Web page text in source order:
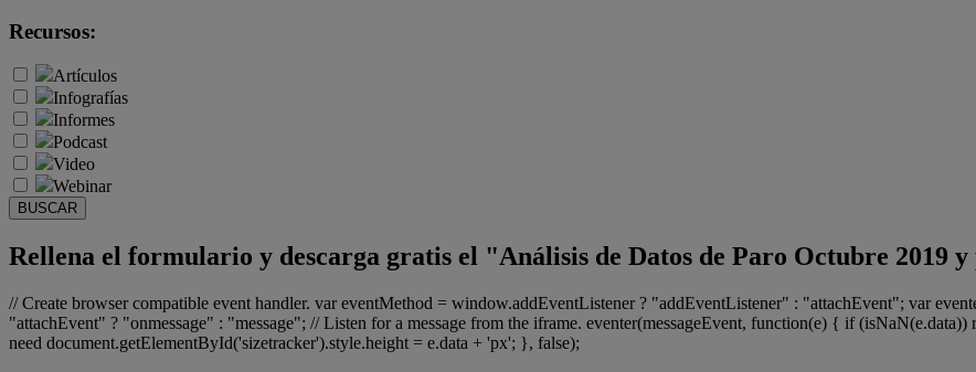
Recursos:
Artículos
Infografías
Informes
Podcast
Video
Webinar
BUSCAR
Rellena el formulario y descarga gratis el "Análisis de Datos de Paro Octubre 2019
// Create browser compatible event handler. var eventMethod = window.addEventListener ? "addEventListener" : "attachEvent"; var
"attachEvent" ? "onmessage" : "message"; // Listen for a message from the iframe. eventer(messageEvent, function(e) { if
need document.getElementById('sizetracker').style.height = e.data + 'px'; }, false);